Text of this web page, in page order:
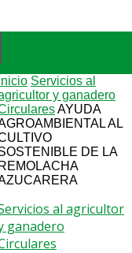
Inicio Servicios al
y ganadero
AYUDA
AL
DE LA
REMOLACHA
al agricultor
ganadero